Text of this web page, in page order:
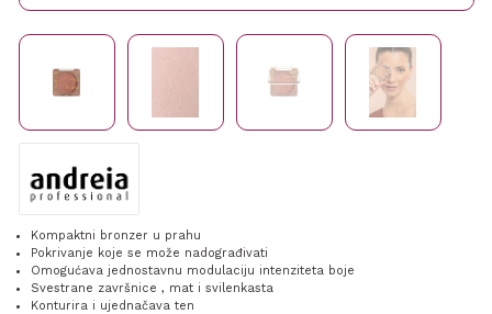
Kompaktni bronzer u prahu
Pokrivanje koje se može nadograđivati
Omogućava jednostavnu modulaciju intenziteta boje
Svestrane završnice , mat i svilenkasta
Konturira i ujednačava ten